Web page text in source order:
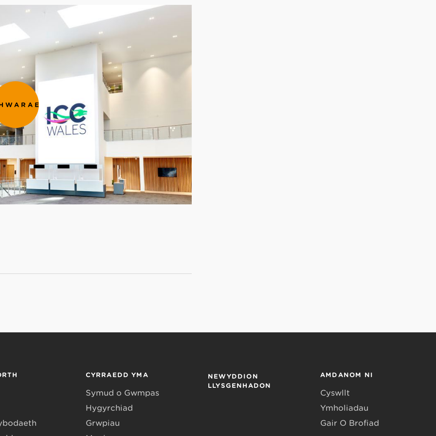
CYRRAEDD YMA
Symud o Gwmpas
Hygyrchiad
Grwpiau
NEWYDDION
LLYSGENHADON
AMDANOM NI
Cyswllt
Ymholiadau
Gair O Brofiad